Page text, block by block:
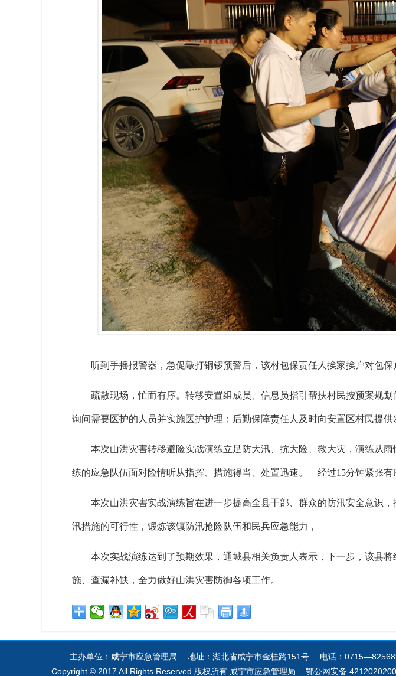
听到手摇报警器，急促敲打铜锣预警后，该村包保责任 人挨家挨户对包
疏散现场，忙而有序。转移安置组成员、信息员指引帮扶村民按预案规
询问需要医护的人员并实施医护护理；后勤保障责任人及时向安置区村民提供
本次山洪灾害转移避险实战演练立足防大汛、抗大险、救大灾，演练从
练的应急队伍面对险情听从指挥、措施得当、处置迅速。 经过15分钟紧张有
本次山洪灾害实战演练旨在进一步提高全县干部、群众的防汛安全意识
汛措施的可行性，锻炼该镇防汛抢险队伍和民兵应急能力，
本次实战演练达到了预期效果，通城县相关负责人表示，下一步，该县
施、查漏补缺，全力做好山洪灾害防御各项工作。
主办单位：咸宁市应急管理局 地址：湖北省咸宁市金桂路151号 电话：
Copyright © 2017 All Rights Reserved 版权所有 咸宁市应急管理局
鄂公网安备